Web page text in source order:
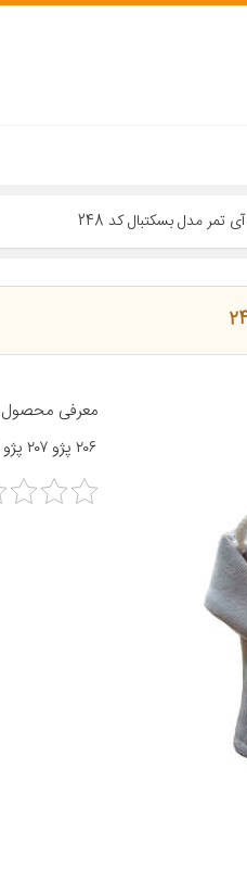
مدل بسکتبال کد 248
۲۰۶ پژو ۲۰۷ پژو ۴۰۵ پژو پارس […]